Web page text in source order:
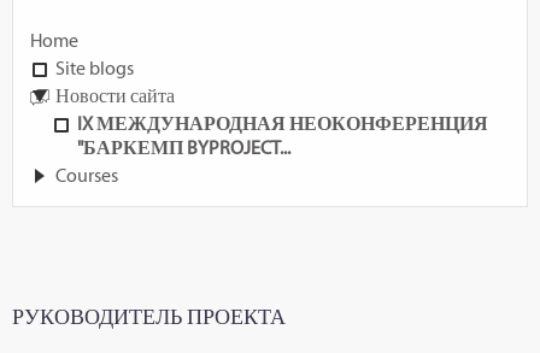
Home
Site blogs
Новости сайта
IX МЕЖДУНАРОДНАЯ НЕОКОНФЕРЕНЦИЯ
"БАРКЕМП BYPROJECT...
Courses
РУКОВОДИТЕЛЬ ПРОЕКТА